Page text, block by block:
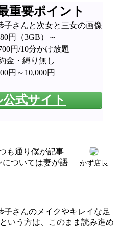
重要ポイント
円（3GB）～
円/10分かけ放題
金・縛り無し
円～10,000円
式サイト
も通り僕が記事
については妻が語
かず店長
子さんのメイクやキレイな足
いう方は、このまま読み進め